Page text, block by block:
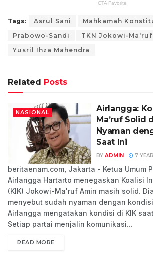
Tags: Asrul Sani
Mahkamah
Prabowo-Sandi
TKN Jokowi-Ma'ruf
Yusril Ihza Mahendra
Related Posts
NASIONAL
Airlangga:
Ma’ruf Solid
Nyaman
Saat Ini
BY ADMIN 7
beritaenam.com, Jakarta - Ketua Umum
Airlangga Hartarto menegaskan Koalisi
(KIK) Jokowi-Ma'ruf Amin masih solid.
menyebut sudah nyaman dengan
Airlangga mengatakan kondisi di KIK
Setiap partai menjalin komunikasi...
READ MORE